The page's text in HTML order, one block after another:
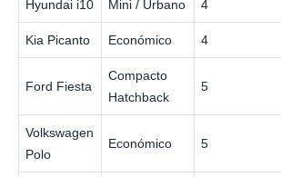
Hyundai i10 Mini / Urbano 4
Kia Picanto Económico 4
Ford Fiesta
Compacto
Hatchback
5
Volkswagen
Polo
Económico 5